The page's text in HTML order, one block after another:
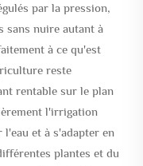
par la pression,
sans nuire autant à
à ce qu'est
reste
rentable sur le plan
l'irrigation
l'eau et à s'adapter en
plantes et du